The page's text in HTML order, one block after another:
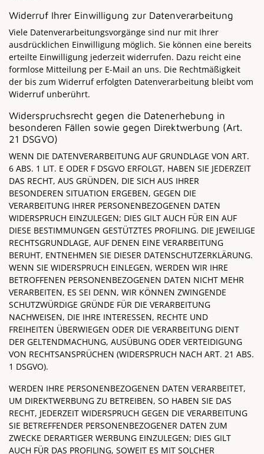
Widerruf Ihrer Einwilligung zur Datenverarbeitung
Viele Datenverarbeitungsvorgänge sind nur mit Ihrer
ausdrücklichen Einwilligung möglich. Sie können eine bereits
erteilte Einwilligung jederzeit widerrufen. Dazu reicht eine
formlose Mitteilung per E-Mail an uns. Die Rechtmäßigkeit
der bis zum Widerruf erfolgten Datenverarbeitung bleibt vom
Widerruf unberührt.
Widerspruchsrecht gegen die Datenerhebung in
besonderen Fällen sowie gegen Direktwerbung (Art.
21 DSGVO)
WENN DIE DATENVERARBEITUNG AUF GRUNDLAGE VON ART.
6 ABS. 1 LIT. E ODER F DSGVO ERFOLGT, HABEN SIE JEDERZEIT
DAS RECHT, AUS GRÜNDEN, DIE SICH AUS IHRER
BESONDEREN SITUATION ERGEBEN, GEGEN DIE
VERARBEITUNG IHRER PERSONENBEZOGENEN DATEN
WIDERSPRUCH EINZULEGEN; DIES GILT AUCH FÜR EIN AUF
DIESE BESTIMMUNGEN GESTÜTZTES PROFILING. DIE JEWEILIGE
RECHTSGRUNDLAGE, AUF DENEN EINE VERARBEITUNG
BERUHT, ENTNEHMEN SIE DIESER DATENSCHUTZERKLÄRUNG.
WENN SIE WIDERSPRUCH EINLEGEN, WERDEN WIR IHRE
BETROFFENEN PERSONENBEZOGENEN DATEN NICHT MEHR
VERARBEITEN, ES SEI DENN, WIR KÖNNEN ZWINGENDE
SCHUTZWÜRDIGE GRÜNDE FÜR DIE VERARBEITUNG
NACHWEISEN, DIE IHRE INTERESSEN, RECHTE UND
FREIHEITEN ÜBERWIEGEN ODER DIE VERARBEITUNG DIENT
DER GELTENDMACHUNG, AUSÜBUNG ODER VERTEIDIGUNG
VON RECHTSANSPRÜCHEN (WIDERSPRUCH NACH ART. 21 ABS.
1 DSGVO).
WERDEN IHRE PERSONENBEZOGENEN DATEN VERARBEITET,
UM DIREKTWERBUNG ZU BETREIBEN, SO HABEN SIE DAS
RECHT, JEDERZEIT WIDERSPRUCH GEGEN DIE VERARBEITUNG
SIE BETREFFENDER PERSONENBEZOGENER DATEN ZUM
ZWECKE DERARTIGER WERBUNG EINZULEGEN; DIES GILT
AUCH FÜR DAS PROFILING, SOWEIT ES MIT SOLCHER